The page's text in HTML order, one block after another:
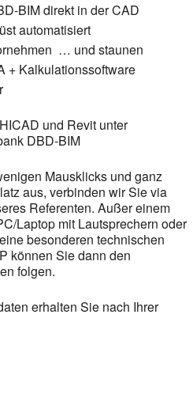
BIM direkt in der CAD
automatisiert
… und staunen
+ Kalkulationssoftware
und Revit unter
DBD-BIM
Mausklicks und ganz
aus, verbinden wir Sie via
Referenten. Außer einem
Laptop mit Lautsprechern oder
besonderen technischen
können Sie dann den
folgen.
erhalten Sie nach Ihrer